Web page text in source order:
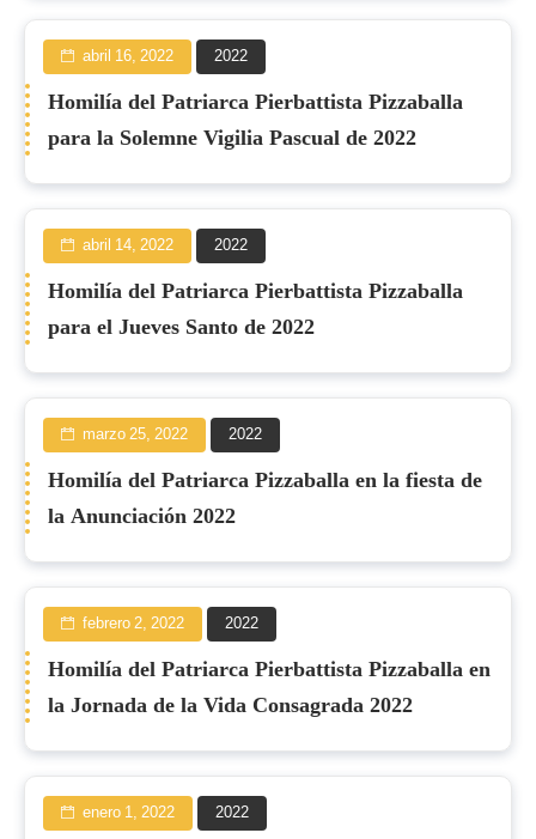
abril 16, 2022 2022
Homilía del Patriarca Pierbattista Pizzaballa
para la Solemne Vigilia Pascual de 2022
abril 14, 2022 2022
Homilía del Patriarca Pierbattista Pizzaballa
para el Jueves Santo de 2022
marzo 25, 2022 2022
Homilía del Patriarca Pizzaballa en la fiesta de
la Anunciación 2022
febrero 2, 2022 2022
Homilía del Patriarca Pierbattista Pizzaballa en
la Jornada de la Vida Consagrada 2022
enero 1, 2022 2022